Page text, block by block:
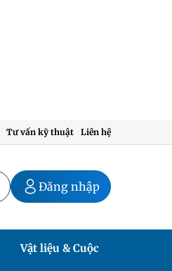
Tư vấn kỹ thuật Liên hệ
Đăng nhập
Vật liệu & Cuộc